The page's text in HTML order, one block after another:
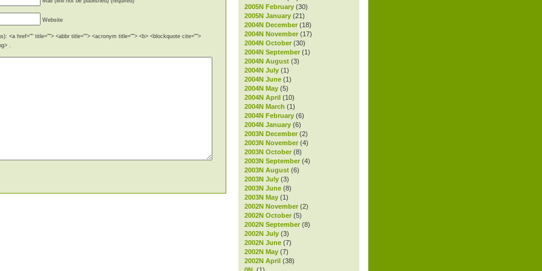
2005N February (30)
2005N January (21)
2004N December (18)
2004N November (17)
2004N October (30)
2004N September (1)
2004N August (3)
2004N July (1)
2004N June (1)
2004N May (5)
2004N April (10)
2004N March (1)
2004N February (6)
2004N January (6)
2003N December (2)
2003N November (4)
2003N October (8)
2003N September (4)
2003N August (6)
2003N July (3)
2003N June (8)
2003N May (1)
2002N November (2)
2002N October (5)
2002N September (8)
2002N July (3)
2002N June (7)
2002N May (7)
2002N April (38)
Website
<a href="" title=""> <abbr title=""> <acronym title=""> <b> <blockquote cite="">
.